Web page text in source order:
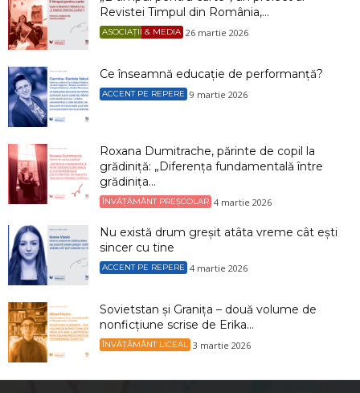
Revistei Timpul din România,...
ASOCIAȚII & MEDIA 26 martie 2026
Ce înseamnă educație de performanță?
ACCENT PE REPERE 9 martie 2026
Roxana Dumitrache, părinte de copil la
grădiniță: „Diferența fundamentală între
grădinița...
ÎNVĂȚĂMÂNT PREȘCOLAR 4 martie 2026
Nu există drum greșit atâta vreme cât ești
sincer cu tine
ACCENT PE REPERE 4 martie 2026
Sovietstan și Granița – două volume de
nonficțiune scrise de Erika...
ÎNVĂȚĂMÂNT LICEAL 3 martie 2026